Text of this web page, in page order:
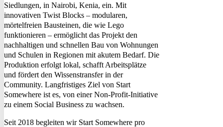
Siedlungen, in Nairobi, Kenia, ein. Mit
innovativen Twist Blocks – modularen,
mörtelfreien Bausteinen, die wie Lego
funktionieren – ermöglicht das Projekt den
nachhaltigen und schnellen Bau von Wohnungen
und Schulen in Regionen mit akutem Bedarf. Die
Produktion erfolgt lokal, schafft Arbeitsplätze
und fördert den Wissenstransfer in der
Community. Langfristiges Ziel von Start
Somewhere ist es, von einer Non-Profit-Initiative
zu einem Social Business zu wachsen.
Seit 2018 begleiten wir Start Somewhere pro